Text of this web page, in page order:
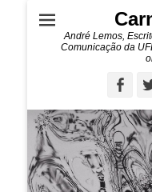
André Lemos,
Comunicação da